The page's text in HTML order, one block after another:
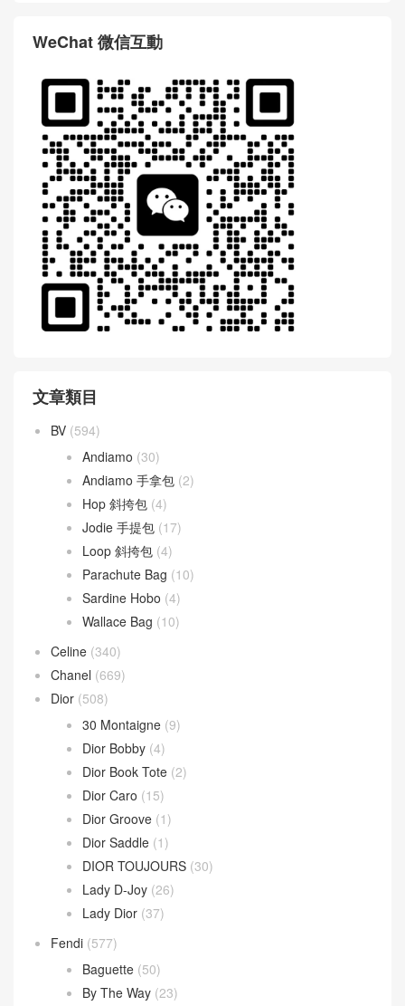
WeChat 微信互動
文章類目
BV (594)
Andiamo (30)
Andiamo 手拿包 (2)
Hop 斜挎包 (4)
Jodie 手提包 (17)
Loop 斜挎包 (4)
Parachute Bag (10)
Sardine Hobo (4)
Wallace Bag (10)
Celine (340)
Chanel (669)
Dior (508)
30 Montaigne (9)
Dior Bobby (4)
Dior Book Tote (2)
Dior Caro (15)
Dior Groove (1)
Dior Saddle (1)
DIOR TOUJOURS (30)
Lady D-Joy (26)
Lady Dior (37)
Fendi (577)
Baguette (50)
By The Way (23)